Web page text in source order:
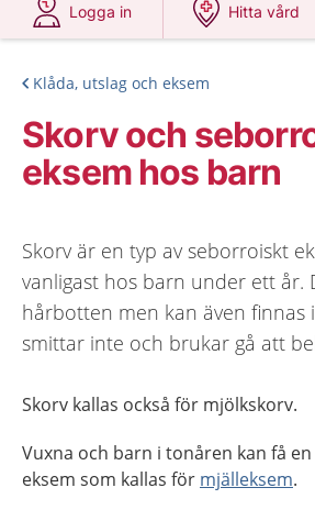
Logga in
Hitta vård
Klåda, utslag och eksem
Skorv och
eksem hos barn
Skorv är en typ av seborroiskt
vanligast hos barn under ett år.
hårbotten men kan även finnas
smittar inte och brukar gå att
Skorv kallas också för mjölkskorv.
Vuxna och barn i tonåren kan få
eksem som kallas för mjälleksem.